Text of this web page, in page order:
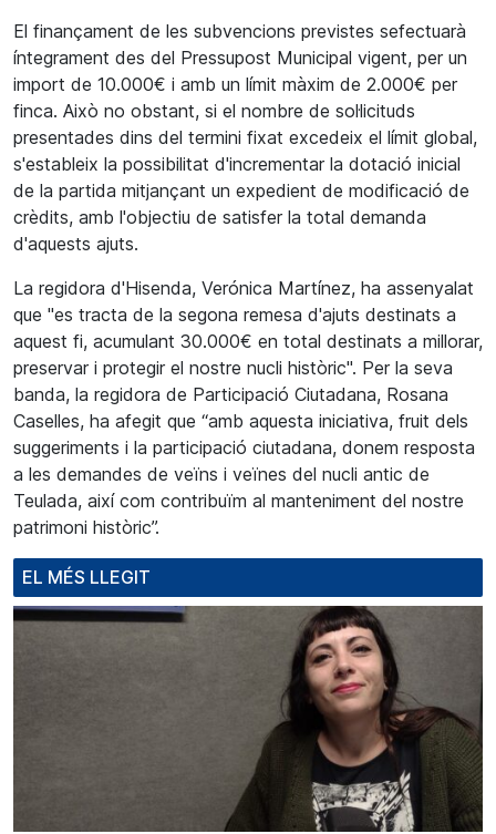
El finançament de les subvencions previstes sefectuarà
íntegrament des del Pressupost Municipal vigent, per un
import de 10.000€ i amb un límit màxim de 2.000€ per
finca. Això no obstant, si el nombre de sol·licituds
presentades dins del termini fixat excedeix el límit global,
s'estableix la possibilitat d'incrementar la dotació inicial
de la partida mitjançant un expedient de modificació de
crèdits, amb l'objectiu de satisfer la total demanda
d'aquests ajuts.
La regidora d'Hisenda, Verónica Martínez, ha assenyalat
que "es tracta de la segona remesa d'ajuts destinats a
aquest fi, acumulant 30.000€ en total destinats a millorar,
preservar i protegir el nostre nucli històric". Per la seva
banda, la regidora de Participació Ciutadana, Rosana
Caselles, ha afegit que “amb aquesta iniciativa, fruit dels
suggeriments i la participació ciutadana, donem resposta
a les demandes de veïns i veïnes del nucli antic de
Teulada, així com contribuïm al manteniment del nostre
patrimoni històric”.
EL MÉS LLEGIT